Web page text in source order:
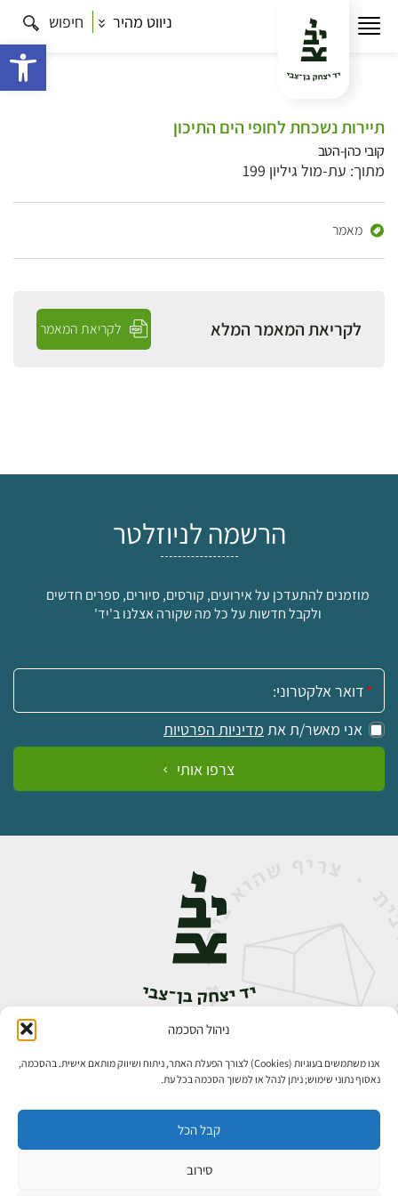
ניהול הסכמה
אנו משתמשים בעוגיות (Cookies) לצורך הפעלת האתר, ניתוח ושיווק מותאם אישית. בהסכמה,
נאסוף נתוני שימוש; ניתן לנהל או למשוך הסכמה בכל עת.
קבל הכל
סירוב
ניווט מהיר חיפוש
תיירות נשכחת לחופי הים התיכון
קובי כהן-הטב
מתוך: עת-מול גיליון 199
מאמר
לקריאת המאמר המלא לקריאת המאמר
הרשמה לניוזלטר
מוזמנים להתעדכן על אירועים, קורסים, סיורים, ספרים חדשים
ולקבל חדשות על כל מה שקורה אצלנו ב'יד'
אימייל:
אני מאשר/ת את מדיניות הפרטיות
צרפו אותי
אבן גבירול 14, רחביה, ירושלים